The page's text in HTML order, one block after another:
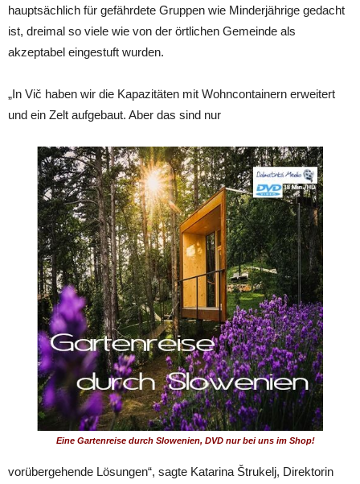
hauptsächlich für gefährdete Gruppen wie Minderjährige gedacht
ist, dreimal so viele wie von der örtlichen Gemeinde als
akzeptabel eingestuft wurden.
„In Vič haben wir die Kapazitäten mit Wohncontainern erweitert
und ein Zelt aufgebaut. Aber das sind nur
Eine Gartenreise durch Slowenien, DVD nur bei uns im Shop!
vorübergehende Lösungen“, sagte Katarina Štrukelj, Direktorin